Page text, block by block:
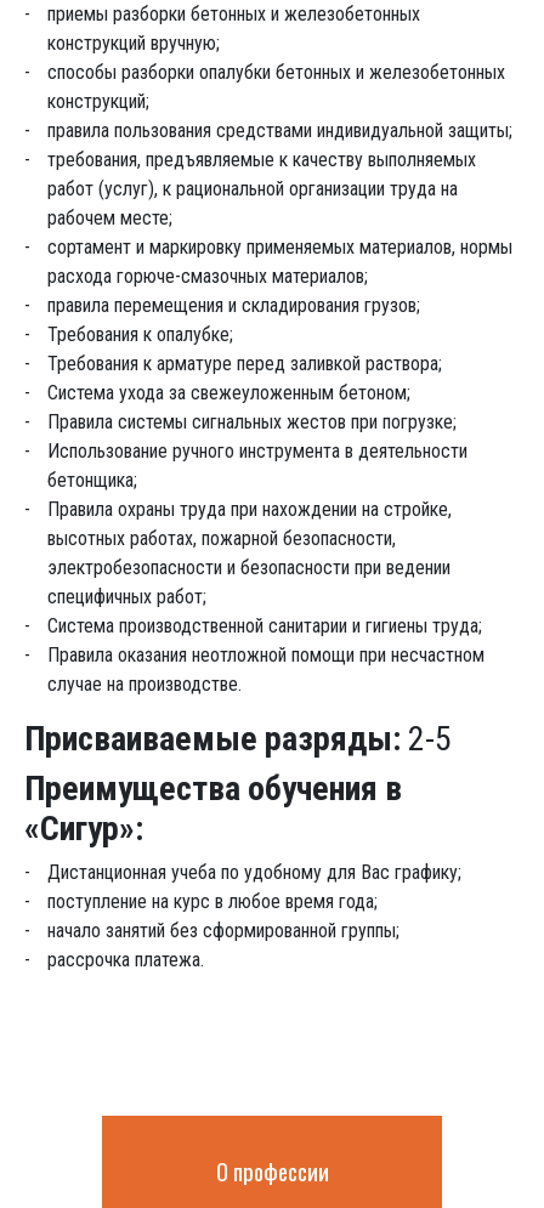
приемы разборки бетонных и железобетонных
конструкций вручную;
способы разборки опалубки бетонных и железобетонных
конструкций;
правила пользования средствами индивидуальной защиты;
требования, предъявляемые к качеству выполняемых
работ (услуг), к рациональной организации труда на
рабочем месте;
сортамент и маркировку применяемых материалов, нормы
расхода горюче-смазочных материалов;
правила перемещения и складирования грузов;
Требования к опалубке;
Требования к арматуре перед заливкой раствора;
Система ухода за свежеуложенным бетоном;
Правила системы сигнальных жестов при погрузке;
Использование ручного инструмента в деятельности
бетонщика;
Правила охраны труда при нахождении на стройке,
высотных работах, пожарной безопасности,
электробезопасности и безопасности при ведении
специфичных работ;
Система производственной санитарии и гигиены труда;
Правила оказания неотложной помощи при несчастном
случае на производстве.
Присваиваемые разряды: 2-5
Преимущества обучения в
«Сигур»:
Дистанционная учеба по удобному для Вас графику;
поступление на курс в любое время года;
начало занятий без сформированной группы;
рассрочка платежа.
О профессии